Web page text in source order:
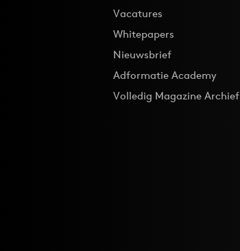
Vacatures
Whitepapers
Nieuwsbrief
Adformatie Academy
Volledig Magazine Archief